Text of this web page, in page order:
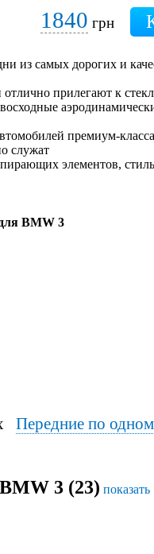
1840 грн
из самых дорогих и
прилегают к
премиум-
служат
элементов,
BMW 3
Передние по
3 (23) показать